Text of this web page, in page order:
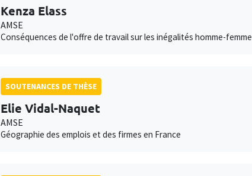
Kenza Elass
AMSE
Conséquences de l'offre de travail sur les inégalités homme-femme
SOUTENANCES DE THÈSE
Elie Vidal-Naquet
AMSE
Géographie des emplois et des firmes en France